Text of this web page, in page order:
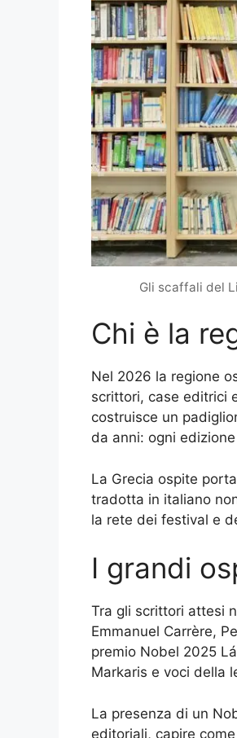
Gli scaffali del
Chi è la
Nel 2026 la regione
scrittori, case editrici
costruisce un
da anni: ogni
La Grecia ospite
tradotta in italiano
la rete dei festival e
I grandi
Tra gli scrittori attesi
Emmanuel Carrère,
premio Nobel 2025
Markaris e voci della
La presenza di un
editoriali, capire